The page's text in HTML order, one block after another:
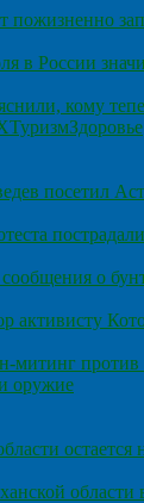
в России
кому
ТуризмЗдоровье
посетил
о
активисту
митинг
оружие
остается
области